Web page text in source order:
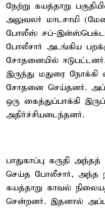
நேற்று கயத்தாறு
அலுவலர் மாடசாமி
போலீஸ் சப்-இன்ஸ்பெக்டர்
போலீசார் அடங்கிய
சோதனையில்
இருந்து மதுரை நோக்கி
சோதனை செய்தனர்.
ஒரு கைத்துப்பாக்கி
அதிர்ச்சியடைந்தனர்.
பாதுகாப்பு கருதி
செய்த போலீசார், அந்த
கயத்தாறு காவல்
சென்றனர். இதனால்